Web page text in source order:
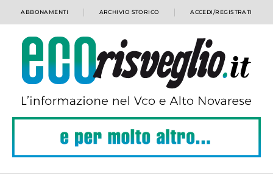
ABBONAMENTI ARCHIVIO STORICO ACCEDI/REGISTRATI